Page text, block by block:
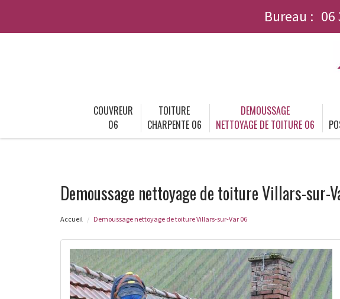
Bureau : 06
COUVREUR
06
TOITURE
CHARPENTE 06
DEMOUSSAGE
NETTOYAGE DE TOITURE 06
Demoussage nettoyage de toiture Villars-sur-
Accueil Demoussage nettoyage de toiture Villars-sur-Var 06